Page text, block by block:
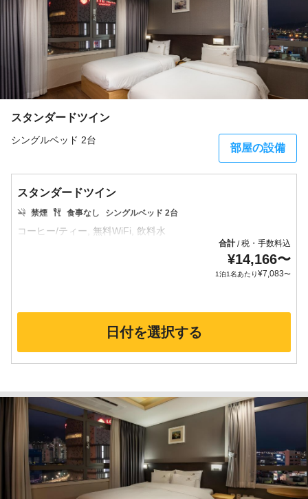
スタンダードツイン
シングルベッド 2台
部屋の設備
スタンダードツイン
禁煙 食事なし シングルベッド 2台
合計/税・手数料込
¥14,166〜
1泊1名あたり¥7,083〜
日付を選択する